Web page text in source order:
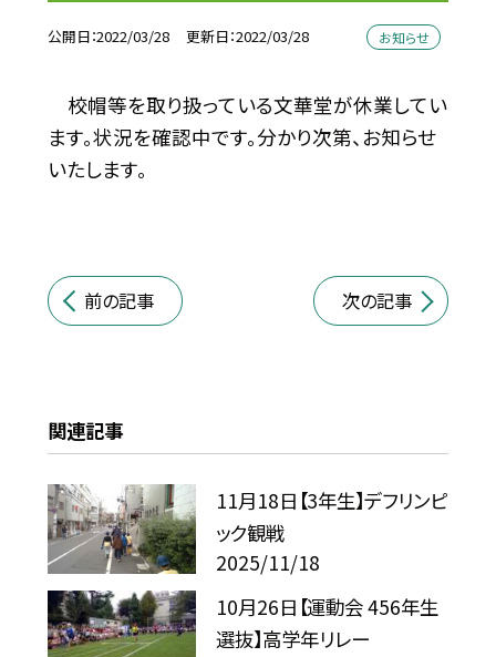
公開日 2022/03/28 更新日 2022/03/28 お知らせ
校帽等を取り扱っている文華堂が休業してい
ます。状況を確認中です。分かり次第、お知らせ
いたします。
前の記事 次の記事
関連記事
11月18日【3年生】デフリンピ
ック観戦
2025/11/18
10月26日【運動会 456年生
選抜】高学年リレー